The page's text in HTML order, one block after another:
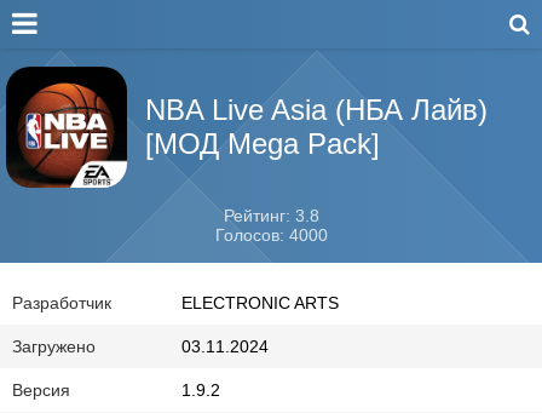
NBA Live Asia (НБА Лайв)
[МОД Mega Pack]
Рейтинг: 3.8
Голосов: 4000
Разработчик ELECTRONIC ARTS
Загружено 03.11.2024
Версия 1.9.2